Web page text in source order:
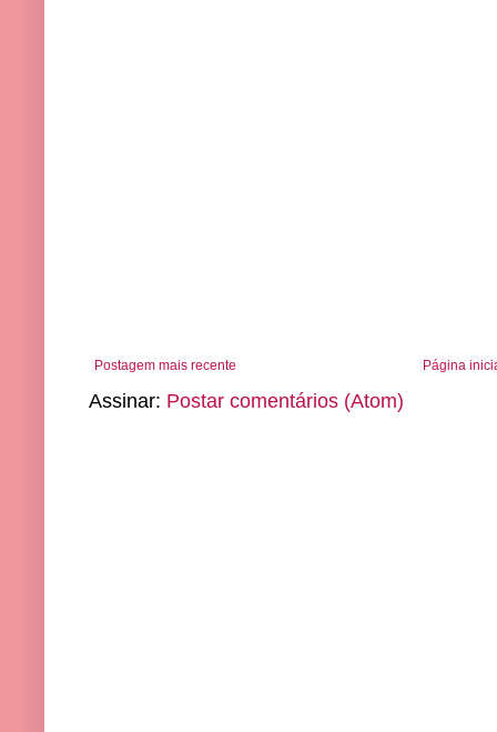
Postagem mais recente Página
Assinar: Postar comentários (Atom)